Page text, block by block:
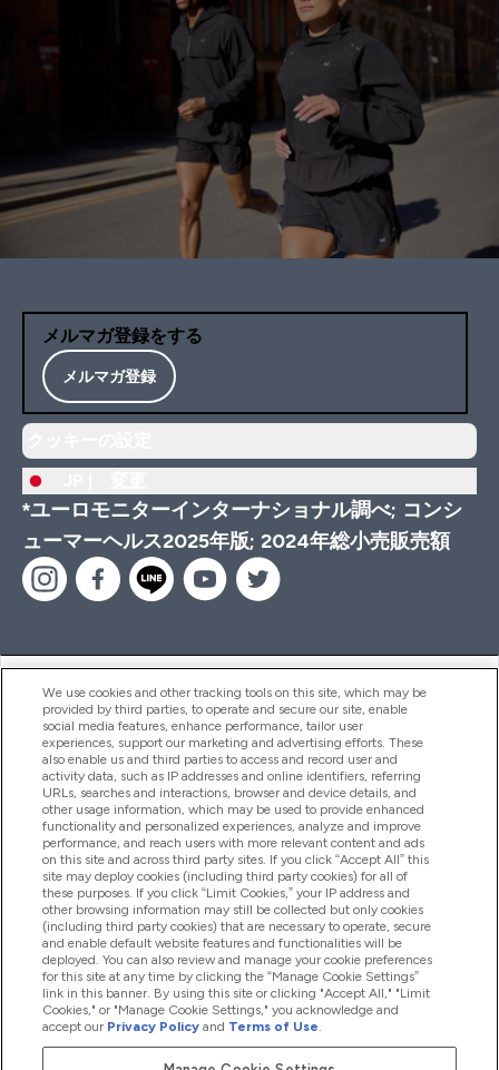
メルマガ登録をする
メルマガ登録
*ユーロモニターインターナショナル調べ; コンシ
ューマーヘルス2025年版; 2024年総小売販売額
ヘルプ＆ガイド
商品について
会社概要
特典＆ポイント
2026 The Hut.com Ltd
We use cookies and other tracking tools on this site, which may be
provided by third parties, to operate and secure our site, enable
social media features, enhance performance, tailor user
experiences, support our marketing and advertising efforts. These
also enable us and third parties to access and record user and
activity data, such as IP addresses and online identifiers, referring
URLs, searches and interactions, browser and device details, and
other usage information, which may be used to provide enhanced
functionality and personalized experiences, analyze and improve
performance, and reach users with more relevant content and ads
on this site and across third party sites. If you click “Accept All” this
site may deploy cookies (including third party cookies) for all of
these purposes. If you click “Limit Cookies,” your IP address and
other browsing information may still be collected but only cookies
(including third party cookies) that are necessary to operate, secure
and enable default website features and functionalities will be
deployed. You can also review and manage your cookie preferences
for this site at any time by clicking the “Manage Cookie Settings”
link in this banner. By using this site or clicking "Accept All," "Limit
Cookies," or "Manage Cookie Settings," you acknowledge and
accept our Privacy Policy and Terms of Use.